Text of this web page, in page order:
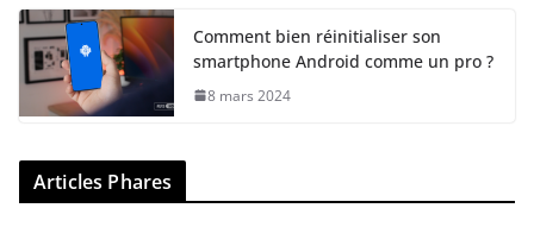
Comment bien réinitialiser son
smartphone Android comme un pro ?
8 mars 2024
Articles Phares